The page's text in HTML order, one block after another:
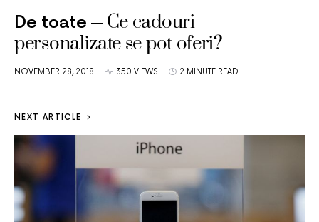
De toate
Ce cadouri
personalizate se pot oferi?
NOVEMBER 28, 2018 350 VIEWS 2 MINUTE READ
NEXT ARTICLE